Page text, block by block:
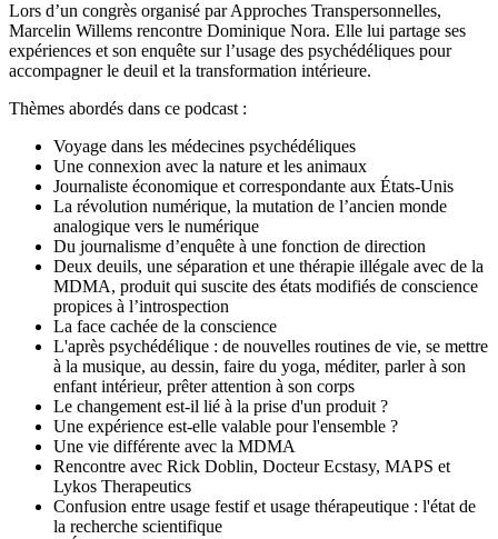
Lors d’un congrès organisé par Approches Transpersonnelles,
Marcelin Willems rencontre Dominique Nora. Elle lui partage ses
expériences et son enquête sur l’usage des psychédéliques pour
accompagner le deuil et la transformation intérieure.
Thèmes abordés dans ce podcast :
Voyage dans les médecines psychédéliques
Une connexion avec la nature et les animaux
Journaliste économique et correspondante aux États-Unis
La révolution numérique, la mutation de l’ancien monde
analogique vers le numérique
Du journalisme d’enquête à une fonction de direction
Deux deuils, une séparation et une thérapie illégale avec de la
MDMA, produit qui suscite des états modifiés de conscience
propices à l’introspection
La face cachée de la conscience
L'après psychédélique : de nouvelles routines de vie, se mettre
à la musique, au dessin, faire du yoga, méditer, parler à son
enfant intérieur, prêter attention à son corps
Le changement est-il lié à la prise d'un produit ?
Une expérience est-elle valable pour l'ensemble ?
Une vie différente avec la MDMA
Rencontre avec Rick Doblin, Docteur Ecstasy, MAPS et
Lykos Therapeutics
Confusion entre usage festif et usage thérapeutique : l'état de
la recherche scientifique